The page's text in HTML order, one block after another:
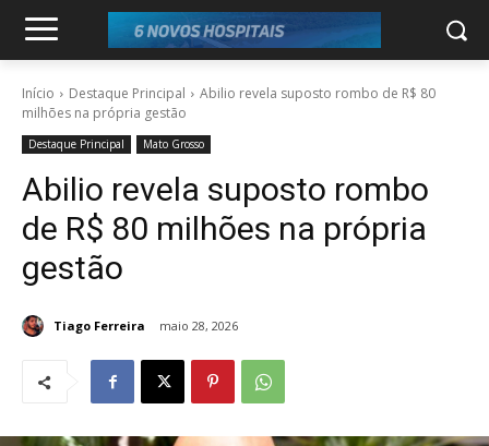
Início Destaque Principal
Abilio revela suposto rombo de R$ 80
milhões na própria gestão
Destaque Principal Mato Grosso
Abilio revela suposto rombo
de R$ 80 milhões na própria
gestão
Tiago Ferreira maio 28, 2026